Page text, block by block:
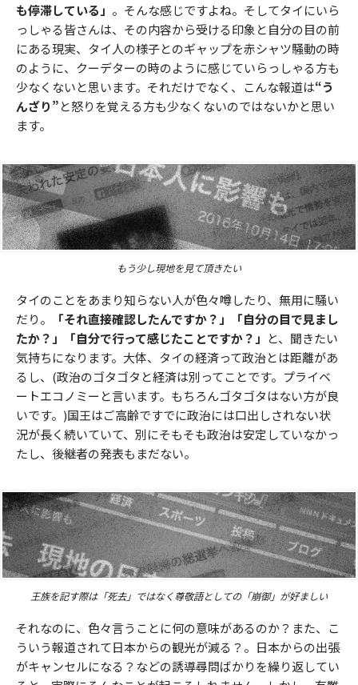
も停滞している」 。そんな感じですよね。そしてタイにいら
っしゃる皆さんは、その内容から受ける印象と自分の目の前
にある現実、タイ人の様子とのギャップを赤シャツ騒動の時
のように、クーデターの時のように感じていらっしゃる方も
少なくないと思います。それだけでなく、こんな報道は“う
んざり”と怒りを覚える方も少なくないのではないかと思い
ます。
もう少し現地を見て頂きたい
タイのことをあまり知らない人が色々噂したり、無用に騒い
だり。
「それ直接確認したんですか？」「自分の目で見まし
たか？」「自分で行って感じたことですか？」 と、聞きたい
気持ちになります。大体、タイの経済って政治とは距離があ
るし、(政治のゴタゴタと経済は別ってことです。プライベ
ートエコノミーと言います。もちろんゴタゴタはない方が良
いです。)国王はご高齢ですでに政治には口出しされない状
況が長く続いていて、別にそもそも政治は安定していなかっ
たし、後継者の発表もまだない。
王族を記す際は「死去」ではなく尊敬語としての「崩御」が好ましい
それなのに、色々言うことに何の意味があるのか？また、こ
ういう報道されて日本からの観光が減る？。日本からの出張
がキャンセルになる？などの誘導尋問ばかりを繰り返してい